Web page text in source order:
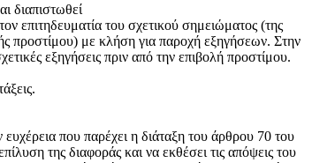
διαπιστωθεί
επιτηδευματία του σχετικού σημειώματος (της
προστίμου) με κλήση για παροχή εξηγήσεων. Στην
εξηγήσεις πριν από την επιβολή προστίμου.
που παρέχει η διάταξη του άρθρου 70 του
της διαφοράς και να εκθέσει τις απόψεις του